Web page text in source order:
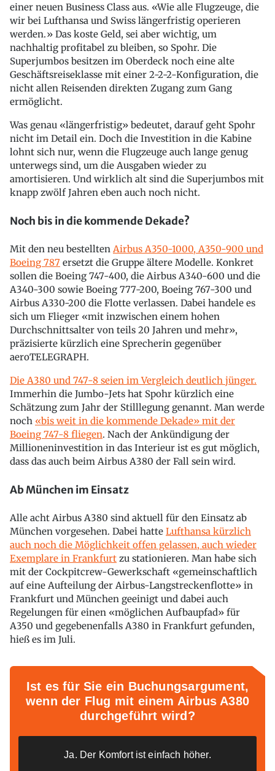
einer neuen Business Class aus. «Wie alle Flugzeuge, die
wir bei Lufthansa und Swiss längerfristig operieren
werden.» Das koste Geld, sei aber wichtig, um
nachhaltig profitabel zu bleiben, so Spohr. Die
Superjumbos besitzen im Oberdeck noch eine alte
Geschäftsreiseklasse mit einer 2-2-2-Konfiguration, die
nicht allen Reisenden direkten Zugang zum Gang
ermöglicht.
Was genau «längerfristig» bedeutet, darauf geht Spohr
nicht im Detail ein. Doch die Investition in die Kabine
lohnt sich nur, wenn die Flugzeuge auch lange genug
unterwegs sind, um die Ausgaben wieder zu
amortisieren. Und wirklich alt sind die Superjumbos mit
knapp zwölf Jahren eben auch noch nicht.
Noch bis in die kommende Dekade?
Mit den neu bestellten Airbus A350-1000, A350-900 und
Boeing 787 ersetzt die Gruppe ältere Modelle. Konkret
sollen die Boeing 747-400, die Airbus A340-600 und die
A340-300 sowie Boeing 777-200, Boeing 767-300 und
Airbus A330-200 die Flotte verlassen. Dabei handele es
sich um Flieger «mit inzwischen einem hohen
Durchschnittsalter von teils 20 Jahren und mehr»,
präzisierte kürzlich eine Sprecherin gegenüber
aeroTELEGRAPH.
Die A380 und 747-8 seien im Vergleich deutlich jünger.
Immerhin die Jumbo-Jets hat Spohr kürzlich eine
Schätzung zum Jahr der Stilllegung genannt. Man werde
noch «bis weit in die kommende Dekade» mit der
Boeing 747-8 fliegen. Nach der Ankündigung der
Millioneninvestition in das Interieur ist es gut möglich,
dass das auch beim Airbus A380 der Fall sein wird.
Ab München im Einsatz
Alle acht Airbus A380 sind aktuell für den Einsatz ab
München vorgesehen. Dabei hatte Lufthansa kürzlich
auch noch die Möglichkeit offen gelassen, auch wieder
Exemplare in Frankfurt zu stationieren. Man habe sich
mit der Cockpitcrew-Gewerkschaft «gemeinschaftlich
auf eine Aufteilung der Airbus-Langstreckenflotte» in
Frankfurt und München geeinigt und dabei auch
Regelungen für einen «möglichen Aufbaupfad» für
A350 und gegebenenfalls A380 in Frankfurt gefunden,
hieß es im Juli.